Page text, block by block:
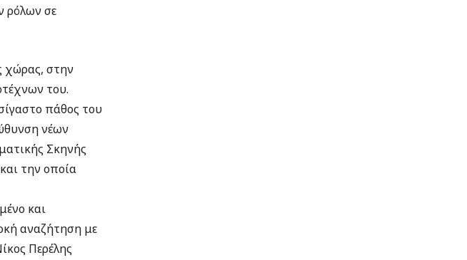
ρόλων σε
χώρας, στην
του.
πάθος του
νέων
Σκηνής
την οποία
και
αναζήτηση με
Περέλης